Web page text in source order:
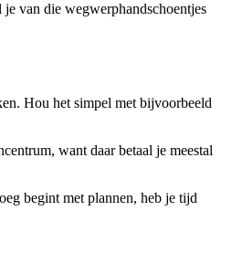
van die wegwerphandschoentjes
Hou het simpel met bijvoorbeeld
want daar betaal je meestal
begint met plannen, heb je tijd